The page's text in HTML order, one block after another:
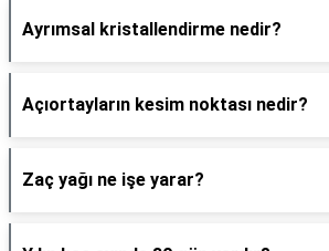
Ayrımsal kristallendirme nedir?
Açıortayların kesim noktası nedir?
Zaç yağı ne işe yarar?